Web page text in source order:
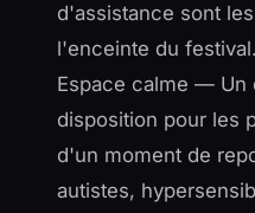
d'assistance sont
l'enceinte du festival.
Espace calme — Un
disposition pour les
d'un moment de
autistes,